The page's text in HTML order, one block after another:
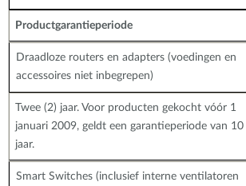
Productgarantieperiode
Draadloze routers en adapters (voedingen en
accessoires niet inbegrepen)
Twee (2) jaar. Voor producten gekocht vóór 1
januari 2009, geldt een garantieperiode van 10
jaar.
Smart Switches (inclusief interne ventilatoren